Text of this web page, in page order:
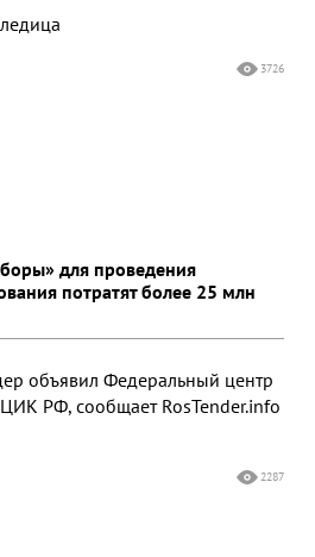
3726
для проведения
потратят более 25 млн
объявил Федеральный центр
РФ, сообщает RosTender.info
2287